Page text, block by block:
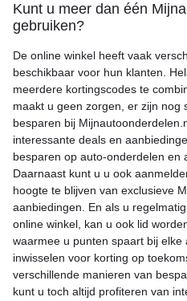
Kunt u meer dan één
gebruiken?
De online winkel heeft vaak
beschikbaar voor hun klanten.
meerdere kortingscodes te
maakt u geen zorgen, er zijn nog
besparen bij
interessante deals en
besparen op auto-onderdelen en
Daarnaast kunt u u ook
hoogte te blijven van exclusieve
aanbiedingen. En als u
online winkel, kan u ook lid
waarmee u punten spaart bij elke
inwisselen voor korting op
verschillende manieren van
kunt u toch altijd profiteren van